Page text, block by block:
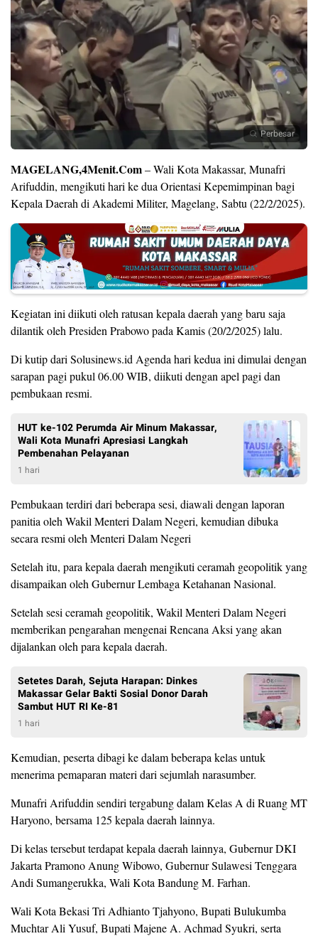
Perbesar
MAGELANG,4Menit.Com– Wali Kota Makassar, Munafri
Arifuddin, mengikuti hari ke dua Orientasi Kepemimpinan bagi
Kepala Daerah di Akademi Militer, Magelang, Sabtu (22/2/2025).
Kegiatan ini diikuti oleh ratusan kepala daerah yang baru saja
dilantik oleh Presiden Prabowo pada Kamis (20/2/2025) lalu.
Di kutip dari Solusinews.id Agenda hari kedua ini dimulai dengan
sarapan pagi pukul 06.00 WIB, diikuti dengan apel pagi dan
pembukaan resmi.
HUT ke-102 Perumda Air Minum Makassar,
Wali Kota Munafri Apresiasi Langkah
Pembenahan Pelayanan
1 hari
Pembukaan terdiri dari beberapa sesi, diawali dengan laporan
panitia oleh Wakil Menteri Dalam Negeri, kemudian dibuka
secara resmi oleh Menteri Dalam Negeri
Setelah itu, para kepala daerah mengikuti ceramah geopolitik yang
disampaikan oleh Gubernur Lembaga Ketahanan Nasional.
Setelah sesi ceramah geopolitik, Wakil Menteri Dalam Negeri
memberikan pengarahan mengenai Rencana Aksi yang akan
dijalankan oleh para kepala daerah.
Setetes Darah, Sejuta Harapan: Dinkes
Makassar Gelar Bakti Sosial Donor Darah
Sambut HUT RI Ke-81
1 hari
Kemudian, peserta dibagi ke dalam beberapa kelas untuk
menerima pemaparan materi dari sejumlah narasumber.
Munafri Arifuddin sendiri tergabung dalam Kelas A di Ruang MT
Haryono, bersama 125 kepala daerah lainnya.
Di kelas tersebut terdapat kepala daerah lainnya, Gubernur DKI
Jakarta Pramono Anung Wibowo, Gubernur Sulawesi Tenggara
Andi Sumangerukka, Wali Kota Bandung M. Farhan.
Wali Kota Bekasi Tri Adhianto Tjahyono, Bupati Bulukumba
Muchtar Ali Yusuf, Bupati Majene A. Achmad Syukri, serta